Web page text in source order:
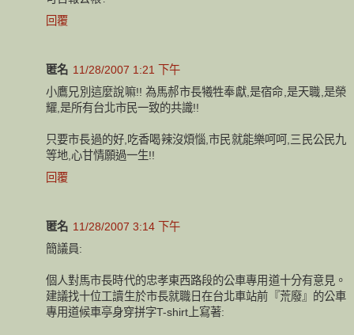
回覆
匿名 11/28/2007 1:21 下午
小鷹兄別這麼說嘛!! 為馬郝市長犧牲奉獻,是宿命,是天職,是榮
耀,是所有台北市民一致的共識!!
只要市長過的好,吃香喝辣沒煩惱,市民就能樂呵呵,三民公民九
等地,心甘情願過一生!!
回覆
匿名 11/28/2007 3:14 下午
簡議員:
個人對馬市長時代的忠孝東西路段的公車專用道十分有意見。
建議找十位工讀生於市長就職日在台北車站前『荒廢』的公車
專用道候車亭身穿拼字T-shirt上寫著: